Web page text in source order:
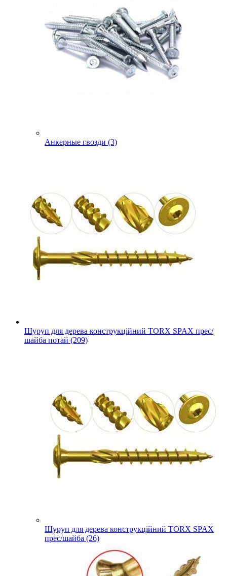
Анкерные гвозди (3)
Шуруп для дерева конструкційний TORX SPAX прес/
шайба потай (209)
Шуруп для дерева конструкційний TORX SPAX
прес/шайба (26)